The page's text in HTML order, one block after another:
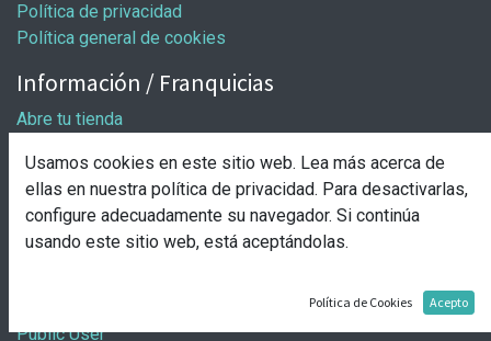
Política de privacidad
Política general de cookies
Información / Franquicias
Abre tu tienda
Solicitud de apertura
Comprar
Entrega y pago
Public User
Usamos cookies en este sitio web. Lea más acerca de
ellas en nuestra política de privacidad. Para desactivarlas,
configure adecuadamente su navegador. Si continúa
usando este sitio web, está aceptándolas.
Política de Cookies Acepto